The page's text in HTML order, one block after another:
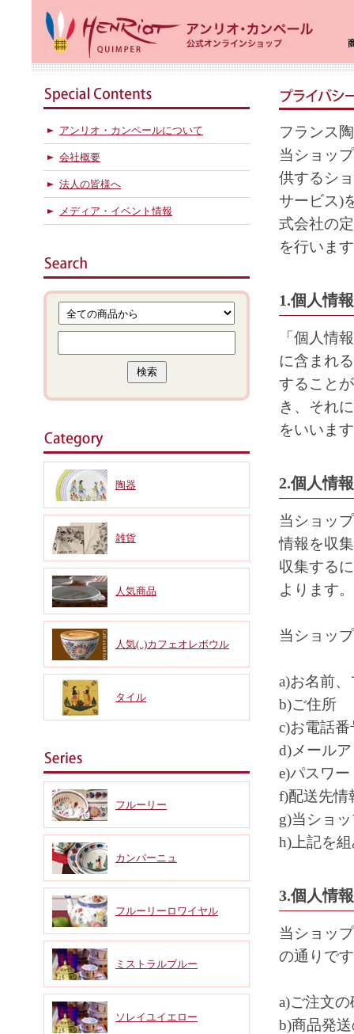
フランス
当ショッ
供するシ
サービス)
式会社の
を行いま
1.個人情
「個人情
に含まれ
すること
き、それ
をいいま
2.個人情
当ショッ
情報を収
収集する
よります。
当ショッ
a)お名前
b)ご住所
c)お電話番
d)メール
e)パスワー
f)配送先情
g)当ショ
h)上記を
3.個人情
当ショッ
の通りで
a)ご注文
b)商品発
アンリオ・カンペールについて
会社概要
法人の皆様へ
メディア・イベント情報
陶器
雑貨
人気商品
人気(..)カフェオレボウル
タイル
フルーリー
カンパーニュ
フルーリーロワイヤル
ミストラルブルー
ソレイユイエロー